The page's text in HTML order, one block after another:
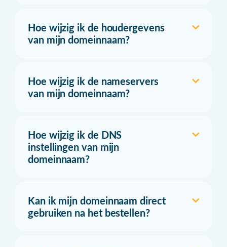
Hoe wijzig ik de houdergevens
van mijn domeinnaam?
Hoe wijzig ik de nameservers
van mijn domeinnaam?
Hoe wijzig ik de DNS
instellingen van mijn
domeinnaam?
Kan ik mijn domeinnaam direct
gebruiken na het bestellen?